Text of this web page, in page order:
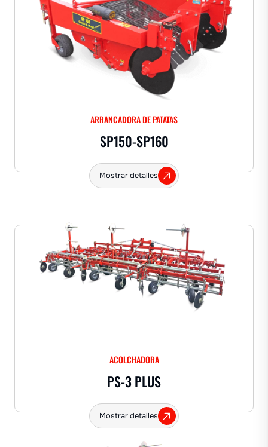
ARRANCADORA DE PATATAS
SP150-SP160
Mostrar detalles
ACOLCHADORA
PS-3 PLUS
Mostrar detalles